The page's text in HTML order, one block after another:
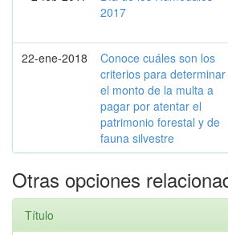
2017
22-ene-2018
Conoce cuáles son los
criterios para determinar
el monto de la multa a
pagar por atentar el
patrimonio forestal y de
fauna silvestre
Otras opciones
Título